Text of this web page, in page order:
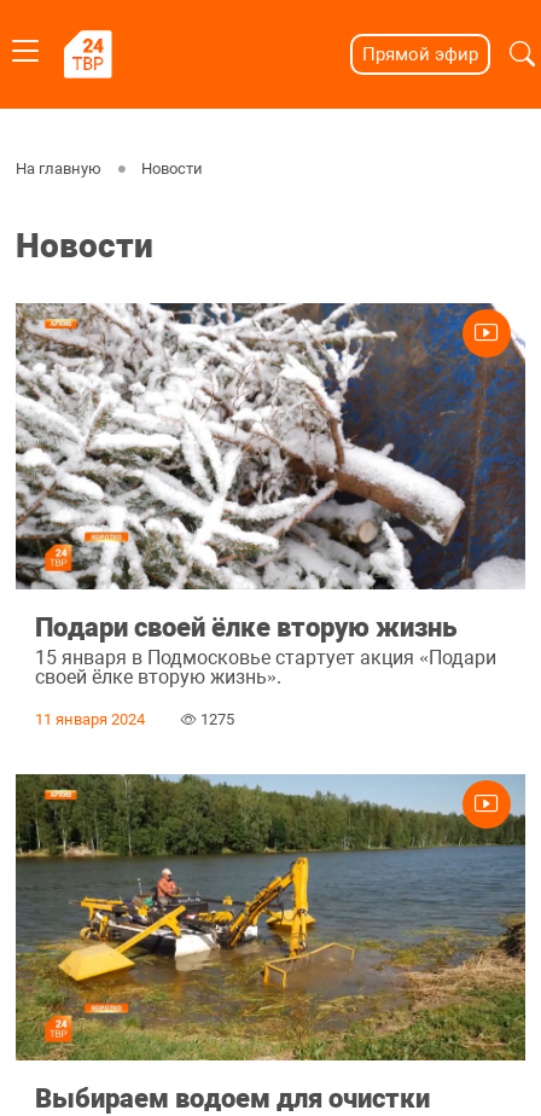
Прямой эфир
На главную Новости
Новости
Подари своей ёлке вторую жизнь
15 января в Подмосковье стартует акция «Подари
своей ёлке вторую жизнь».
11 января 2024 1275
Выбираем водоем для очистки